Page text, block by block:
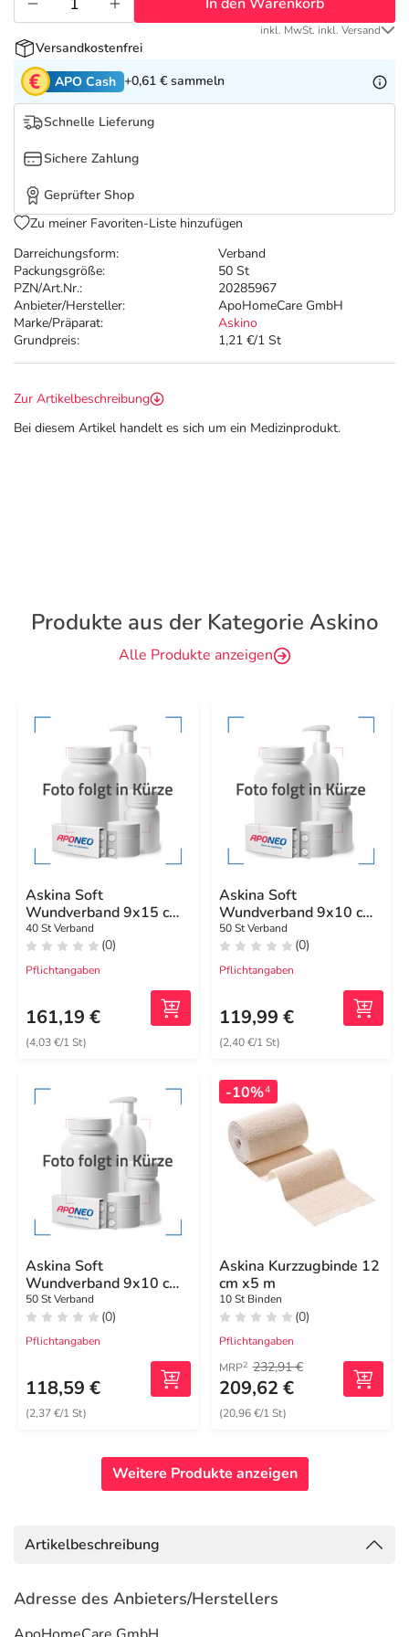
Tierapotheke
Vitamine & Mineralstoffe
Marken
Salus Deals
Darreichungsform:
Verband
Packungsgröße:
50 St
PZN/Art.Nr.:
20285967
Anbieter/Hersteller:
ApoHomeCare GmbH
Marke/Präparat:
Askino
Grundpreis:
1,21 €/1 St
inkl. MwSt. inkl. Versand
Versandkostenfrei
APO Cash +0,61 € sammeln
Schnelle Lieferung
Sichere Zahlung
Geprüfter Shop
Zu meiner Favoriten-Liste hinzufügen
Zur Artikelbeschreibung
Bei diesem Artikel handelt es sich um ein Medizinprodukt.
Produkte aus der Kategorie Askino
Alle Produkte anzeigen
Askina Soft
Wundverband 9x15 cm
steril
40 St Verband
(0)
Pflichtangaben
161,19 €
(4,03 €/1 St)
Askina Soft
Wundverband 9x10 cm
steril
50 St Verband
(0)
Pflichtangaben
119,99 €
(2,40 €/1 St)
Askina Soft
Wundverband 9x10 cm
steril
50 St Verband
(0)
Pflichtangaben
118,59 €
(2,37 €/1 St)
-10%4
Askina Kurzzugbinde 12
cm x5 m
10 St Binden
(0)
Pflichtangaben
MRP2 232,91 €
209,62 €
(20,96 €/1 St)
Weitere Produkte anzeigen
Artikelbeschreibung
Adresse des Anbieters/Herstellers